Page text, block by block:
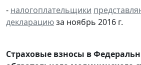
- налогоплательщики
декларациюза ноябрь 2016 г.
Страховые взносы в